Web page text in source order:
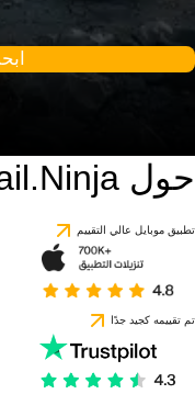
حول Rail.Ninja
تطبيق موبايل عالي التقييم
تم تقييمه كجيد جدًا